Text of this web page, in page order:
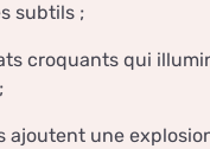
subtils ;
croquants qui
ajoutent une